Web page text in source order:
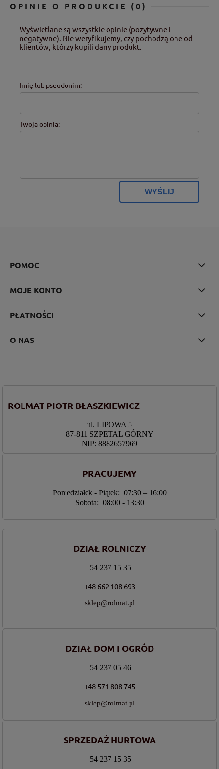
OPINIE O PRODUKCIE (0)
Wyświetlane są wszystkie opinie (pozytywne i
negatywne). Nie weryfikujemy, czy pochodzą one od
klientów, którzy kupili dany produkt.
Imię lub pseudonim:
Twoja opinia:
WYŚLIJ
POMOC
MOJE KONTO
PŁATNOŚCI
O NAS
ROLMAT PIOTR BŁASZKIEWICZ
ul. LIPOWA 5
87-811 SZPETAL GÓRNY
NIP: 8882657969
PRACUJEMY
Poniedziałek - Piątek: 07:30 – 16:00
Sobota: 08:00 - 13:30
DZIAŁ ROLNICZY
54 237 15 35
+48 662 108 693
sklep@rolmat.pl
DZIAŁ DOM I OGRÓD
54 237 05 46
+48 571 808 745
sklep@rolmat.pl
SPRZEDAŻ HURTOWA
54 237 15 35